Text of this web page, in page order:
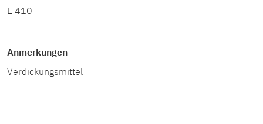
E 410
Anmerkungen
Verdickungsmittel